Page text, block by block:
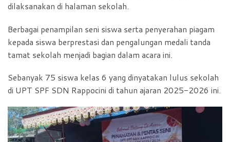
dilaksanakan di halaman sekolah.
Berbagai penampilan seni siswa serta penyerahan piagam
kepada siswa berprestasi dan pengalungan medali tanda
tamat sekolah menjadi bagian dalam acara ini.
Sebanyak 75 siswa kelas 6 yang dinyatakan lulus sekolah
di UPT SPF SDN Rappocini di tahun ajaran 2025-2026 ini.